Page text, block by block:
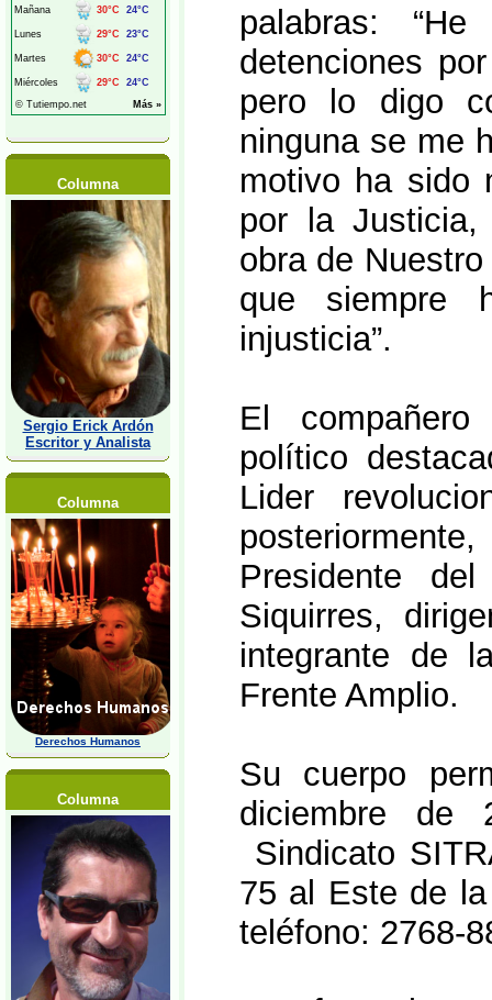
Columna
Sergio Erick Ardón
Escritor y Analista
Columna
Derechos Humanos
Columna
palabras:
detenciones
pero lo digo
ninguna se me
motivo ha sido
por la
obra de
que siempre
injusticia”.
El
político
Lider
Presidente
Siquirres,
integrante de
Frente Amplio.
Su cuerpo
diciembre de
Sindicato
75 al Este de
teléfono: 2768-